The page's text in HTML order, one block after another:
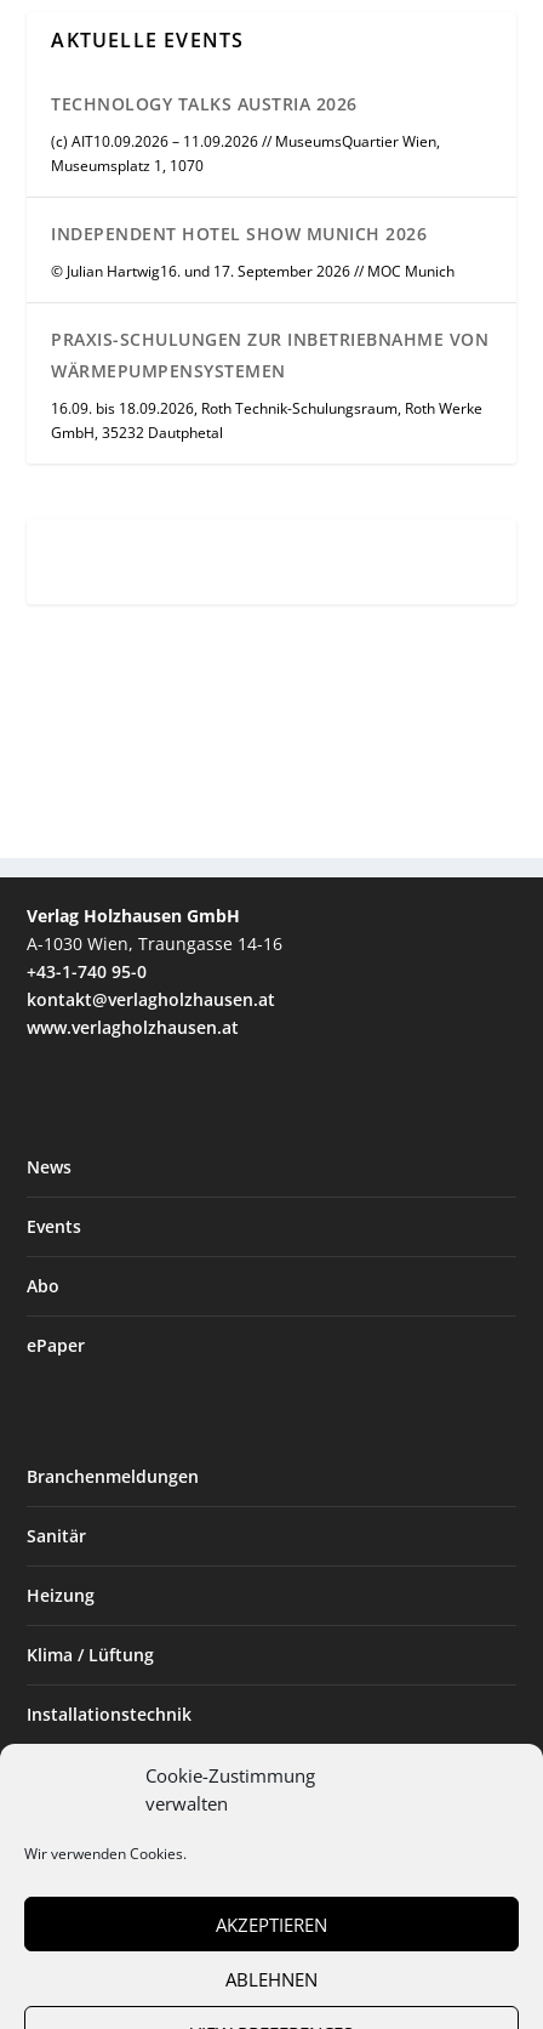
Cookie-Zustimmung
verwalten
Wir verwenden Cookies.
AKZEPTIEREN
ABLEHNEN
AKTUELLE EVENTS
TECHNOLOGY TALKS AUSTRIA 2026
(c) AIT10.09.2026 – 11.09.2026 // MuseumsQuartier Wien,
Museumsplatz 1, 1070
INDEPENDENT HOTEL SHOW MUNICH 2026
© Julian Hartwig16. und 17. September 2026 // MOC Munich
PRAXIS-SCHULUNGEN ZUR INBETRIEBNAHME VON
WÄRMEPUMPENSYSTEMEN
16.09. bis 18.09.2026, Roth Technik-Schulungsraum, Roth Werke
GmbH, 35232 Dautphetal
Verlag Holzhausen GmbH
A-1030 Wien, Traungasse 14-16
+43-1-740 95-0
kontakt@verlagholzhausen.at
www.verlagholzhausen.at
News
Events
Abo
ePaper
Branchenmeldungen
Sanitär
Heizung
Klima / Lüftung
Installationstechnik
Planen & Bauen
Installateur des Monats
Mediadaten Cookies Datenschutz